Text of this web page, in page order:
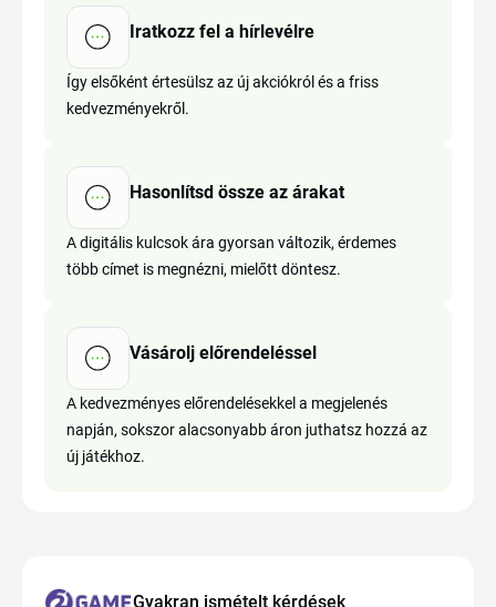
Iratkozz fel a hírlevélre
Így elsőként értesülsz az új akciókról és a friss
kedvezményekről.
Hasonlítsd össze az árakat
A digitális kulcsok ára gyorsan változik, érdemes
több címet is megnézni, mielőtt döntesz.
Vásárolj előrendeléssel
A kedvezményes előrendelésekkel a megjelenés
napján, sokszor alacsonyabb áron juthatsz hozzá az
új játékhoz.
Gyakran ismételt kérdések